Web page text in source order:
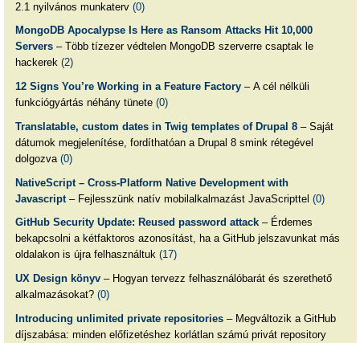
2.1 nyilvános munkaterv (0)
MongoDB Apocalypse Is Here as Ransom Attacks Hit 10,000
Servers– Több tízezer védtelen MongoDB szerverre csaptak le
hackerek (2)
12 Signs You’re Working in a Feature Factory– A cél nélküli
funkciógyártás néhány tünete (0)
Translatable, custom dates in Twig templates of Drupal 8– Saját
dátumok megjelenítése, fordíthatóan a Drupal 8 smink rétegével
dolgozva (0)
NativeScript – Cross-Platform Native Development with
Javascript– Fejlesszünk natív mobilalkalmazást JavaScripttel (0)
GitHub Security Update: Reused password attack– Érdemes
bekapcsolni a kétfaktoros azonosítást, ha a GitHub jelszavunkat más
oldalakon is újra felhasználtuk (17)
UX Design könyv– Hogyan tervezz felhasználóbarát és szerethető
alkalmazásokat? (0)
Introducing unlimited private repositories– Megváltozik a GitHub
díjszabása: minden előfizetéshez korlátlan számú privát repository